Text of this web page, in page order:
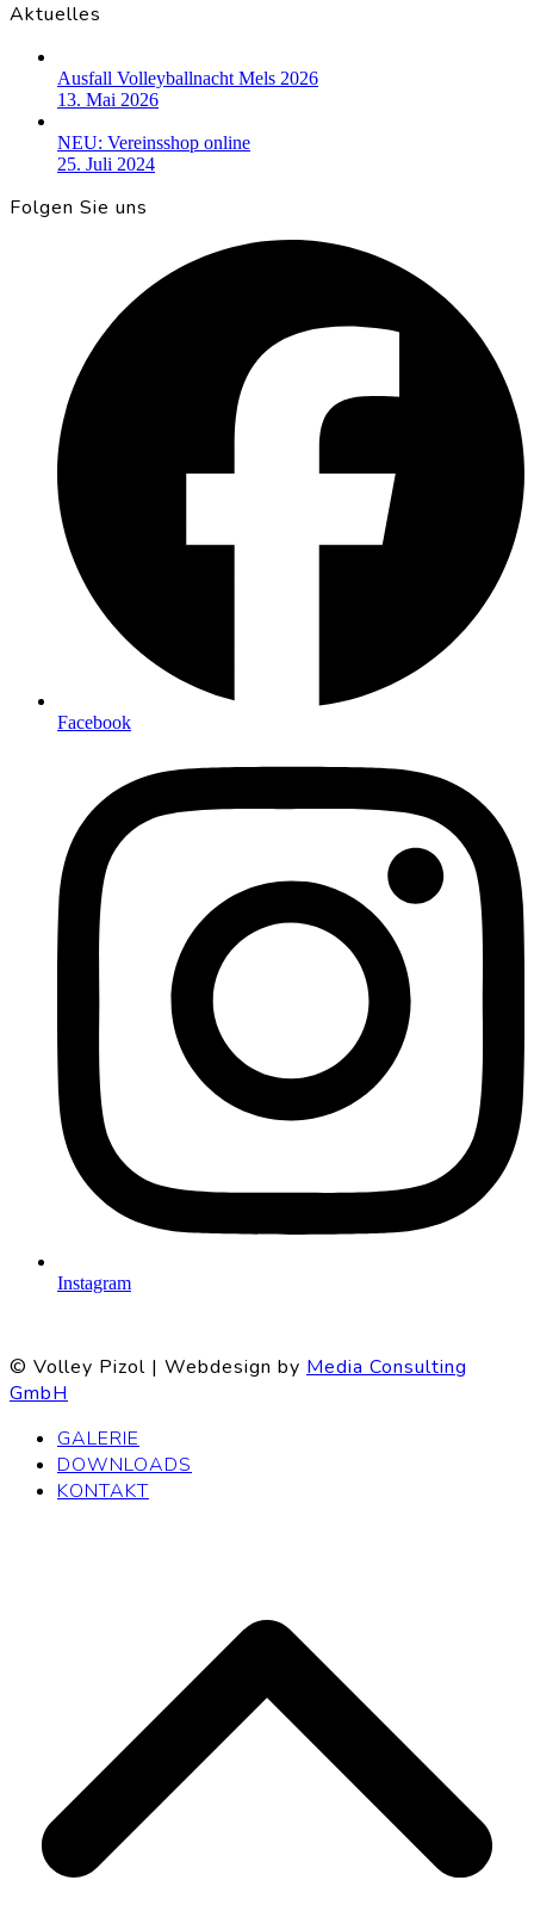
Aktuelles
Ausfall Volleyballnacht Mels 2026
13. Mai 2026
NEU: Vereinsshop online
25. Juli 2024
Folgen Sie uns
Facebook
Instagram
© Volley Pizol | Webdesign by Media Consulting
GmbH
GALERIE
DOWNLOADS
KONTAKT